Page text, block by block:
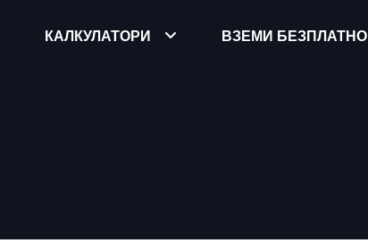
КАЛКУЛАТОРИ ВЗЕМИ БЕЗПЛАТНО